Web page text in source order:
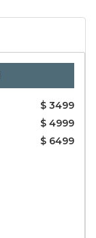
$ 3499
$ 4999
$ 6499